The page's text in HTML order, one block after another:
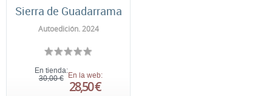
Sierra de Guadarrama
Autoedición. 2024
En tienda:
30,00 € En la web:
28,50 €